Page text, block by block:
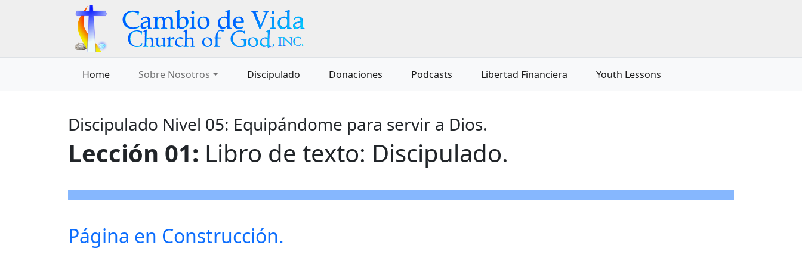
Home Sobre Nosotros Discipulado Donaciones Podcasts Libertad Financiera Youth Lessons
Discipulado Nivel 05: Equipándome para servir a Dios.
Lección 01: Libro de texto: Discipulado.
Página en Construcción.